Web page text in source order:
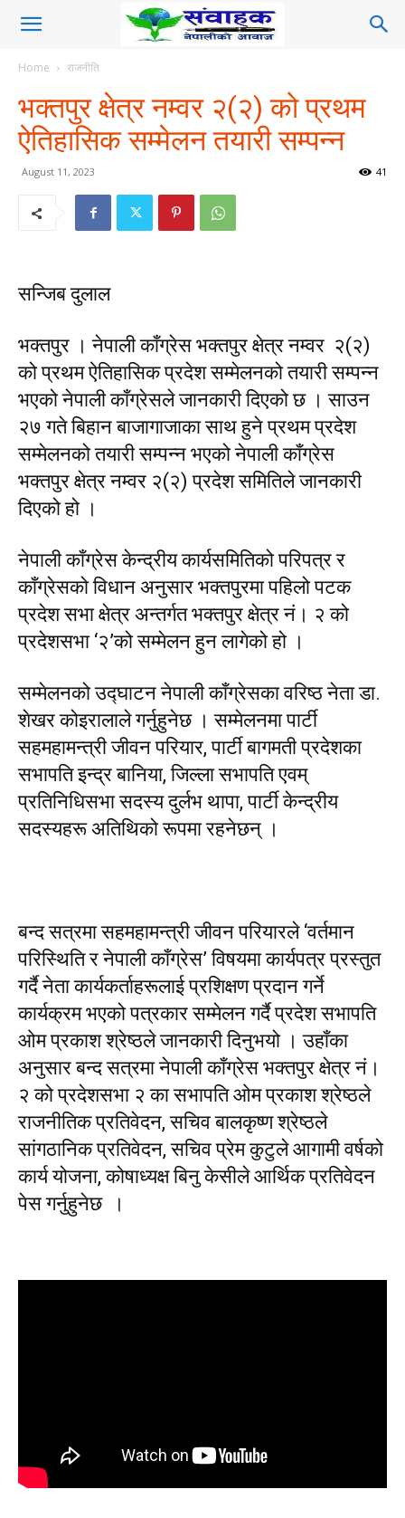
Home राजनीति
भक्तपुर क्षेत्र नम्वर २(२) को प्रथम
ऐतिहासिक सम्मेलन तयारी सम्पन्न
August 11, 2023 41
सन्जिब दुलाल
भक्तपुर । नेपाली काँग्रेस भक्तपुर क्षेत्र नम्वर २(२)
को प्रथम ऐतिहासिक प्रदेश सम्मेलनको तयारी सम्पन्न
भएको नेपाली काँग्रेसले जानकारी दिएको छ । साउन
२७ गते बिहान बाजागाजाका साथ हुने प्रथम प्रदेश
सम्मेलनको तयारी सम्पन्न भएको नेपाली काँग्रेस
भक्तपुर क्षेत्र नम्वर २(२) प्रदेश समितिले जानकारी
दिएको हो ।
नेपाली काँग्रेस केन्द्रीय कार्यसमितिको परिपत्र र
काँग्रेसको विधान अनुसार भक्तपुरमा पहिलो पटक
प्रदेश सभा क्षेत्र अन्तर्गत भक्तपुर क्षेत्र नं। २ को
प्रदेशसभा ‘२’को सम्मेलन हुन लागेको हो ।
सम्मेलनको उद्घाटन नेपाली काँग्रेसका वरिष्ठ नेता डा.
शेखर कोइरालाले गर्नुहुनेछ । सम्मेलनमा पार्टी
सहमहामन्त्री जीवन परियार, पार्टी बागमती प्रदेशका
सभापति इन्द्र बानिया, जिल्ला सभापति एवम्
प्रतिनिधिसभा सदस्य दुर्लभ थापा, पार्टी केन्द्रीय
सदस्यहरू अतिथिको रूपमा रहनेछन् ।
बन्द सत्रमा सहमहामन्त्री जीवन परियारले ‘वर्तमान
परिस्थिति र नेपाली काँग्रेस’ विषयमा कार्यपत्र प्रस्तुत
गर्दै नेता कार्यकर्ताहरूलाई प्रशिक्षण प्रदान गर्ने
कार्यक्रम भएको पत्रकार सम्मेलन गर्दै प्रदेश सभापति
ओम प्रकाश श्रेष्ठले जानकारी दिनुभयो । उहाँका
अनुसार बन्द सत्रमा नेपाली काँग्रेस भक्तपुर क्षेत्र नं।
२ को प्रदेशसभा २ का सभापति ओम प्रकाश श्रेष्ठले
राजनीतिक प्रतिवेदन, सचिव बालकृष्ण श्रेष्ठले
सांगठानिक प्रतिवेदन, सचिव प्रेम कुटुले आगामी वर्षको
कार्य योजना, कोषाध्यक्ष बिनु केसीले आर्थिक प्रतिवेदन
पेस गर्नुहुनेछ ।